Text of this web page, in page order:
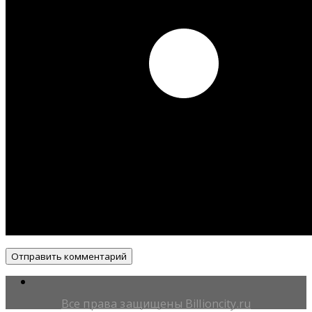
Все права защищены Billioncity.ru